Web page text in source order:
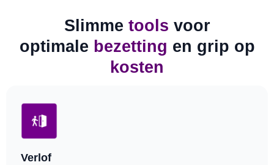
Slimme tools voor
optimale bezetting en grip op
kosten
Verlof